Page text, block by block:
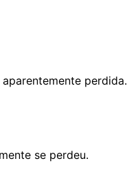
perdida.
se perdeu.